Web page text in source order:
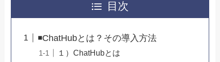
目次
◾️ChatHubとは？その導入方法
１）ChatHubとは